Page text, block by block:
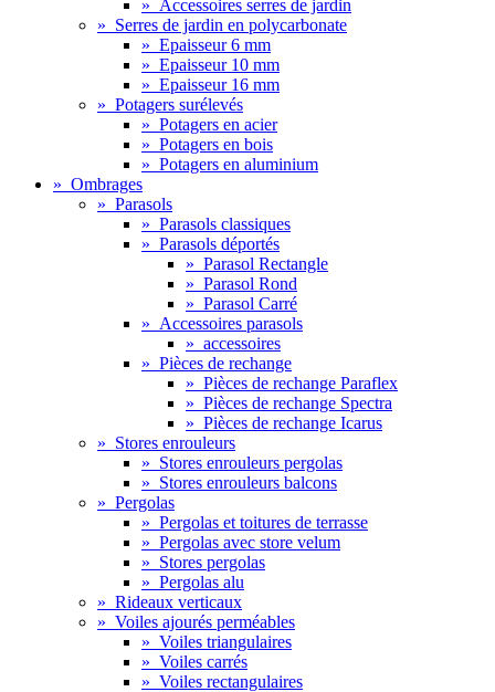
» Accessoires serres de jardin
» Serres de jardin en polycarbonate
» Epaisseur 6 mm
» Epaisseur 10 mm
» Epaisseur 16 mm
» Potagers surélevés
» Potagers en acier
» Potagers en bois
» Potagers en aluminium
» Ombrages
» Parasols
» Parasols classiques
» Parasols déportés
» Parasol Rectangle
» Parasol Rond
» Parasol Carré
» Accessoires parasols
» accessoires
» Pièces de rechange
» Pièces de rechange Paraflex
» Pièces de rechange Spectra
» Pièces de rechange Icarus
» Stores enrouleurs
» Stores enrouleurs pergolas
» Stores enrouleurs balcons
» Pergolas
» Pergolas et toitures de terrasse
» Pergolas avec store velum
» Stores pergolas
» Pergolas alu
» Rideaux verticaux
» Voiles ajourés perméables
» Voiles triangulaires
» Voiles carrés
» Voiles rectangulaires